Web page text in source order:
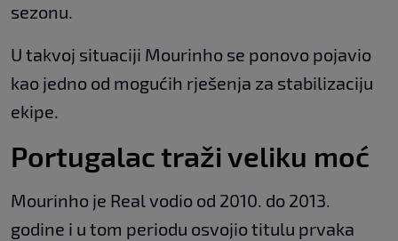
sezonu.
U takvoj situaciji Mourinho se ponovo pojavio
kao jedno od mogućih rješenja za stabilizaciju
ekipe.
Portugalac traži veliku moć
Mourinho je Real vodio od 2010. do 2013.
godine i u tom periodu osvojio titulu prvaka